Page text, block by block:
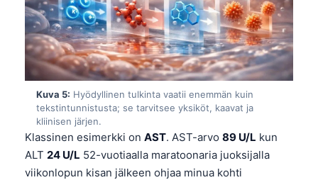
Kuva 5: Hyödyllinen tulkinta vaatii enemmän kuin
tekstintunnistusta; se tarvitsee yksiköt, kaavat ja
kliinisen järjen.
Klassinen esimerkki on AST. AST-arvo 89 U/L kun
ALT 24 U/L 52-vuotiaalla maratoonaria juoksijalla
viikonlopun kisan jälkeen ohjaa minua kohti